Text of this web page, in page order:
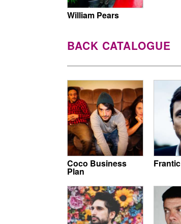
William Pears
BACK CATALOGUE
Coco Business
Plan
Frantic